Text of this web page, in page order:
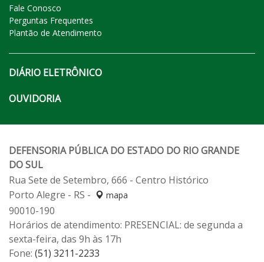
Fale Conosco
Perguntas Frequentes
Plantão de Atendimento
DIÁRIO ELETRÔNICO
OUVIDORIA
DEFENSORIA PÚBLICA DO ESTADO DO RIO GRANDE
DO SUL
Rua Sete de Setembro, 666 - Centro Histórico
Porto Alegre - RS -
mapa
90010-190
Horários de atendimento: PRESENCIAL: de segunda a
sexta-feira, das 9h às 17h
Fone: (51) 3211-2233